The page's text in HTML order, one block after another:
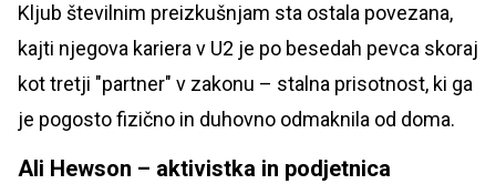
Kljub številnim preizkušnjam sta ostala povezana,
kajti njegova kariera v U2 je po besedah pevca skoraj
kot tretji "partner" v zakonu – stalna prisotnost, ki ga
je pogosto fizično in duhovno odmaknila od doma.
Ali Hewson – aktivistka in podjetnica